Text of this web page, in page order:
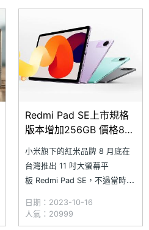
過德國萊因 TÜV 低藍光認證，
預備 Dolby Atmos、立體聲四
揚聲器等特色。究竟 Redmi
Redmi Pad SE上市規格
版本增加256GB 價格8千
小米旗下的紅米品牌 8 月底在
台灣推出 11 吋大螢幕平
板 Redmi Pad SE，不過當時僅
128GB 兩個規格版本，9 月底
悄悄增加 8GB + 256GB 版
日期：2023-10-16
人氣：20999